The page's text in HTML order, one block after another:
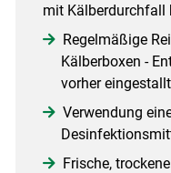
mit Kälberdurchfall
Regelmäßige
Kälberboxen -
vorher
Verwendung
Frische,